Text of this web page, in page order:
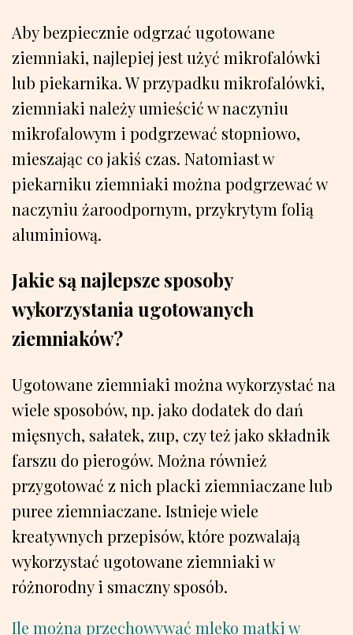
Aby bezpiecznie odgrzać ugotowane
ziemniaki, najlepiej jest użyć mikrofalówki
lub piekarnika. W przypadku mikrofalówki,
ziemniaki należy umieścić w naczyniu
mikrofalowym i podgrzewać stopniowo,
mieszając co jakiś czas. Natomiast w
piekarniku ziemniaki można podgrzewać w
naczyniu żaroodpornym, przykrytym folią
aluminiową.
Jakie są najlepsze sposoby
wykorzystania ugotowanych
ziemniaków?
Ugotowane ziemniaki można wykorzystać na
wiele sposobów, np. jako dodatek do dań
mięsnych, sałatek, zup, czy też jako składnik
farszu do pierogów. Można również
przygotować z nich placki ziemniaczane lub
puree ziemniaczane. Istnieje wiele
kreatywnych przepisów, które pozwalają
wykorzystać ugotowane ziemniaki w
różnorodny i smaczny sposób.
Ile można przechowywać mleko matki w